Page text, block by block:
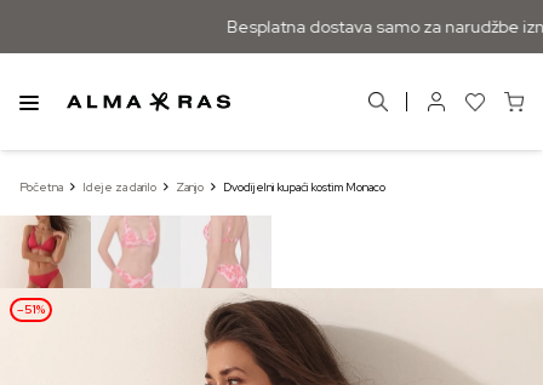
Besplatna dostava samo za narudžbe
Početna Ideje za darilo Zanjo Dvodijelni kupaći kostim Monaco
–51%